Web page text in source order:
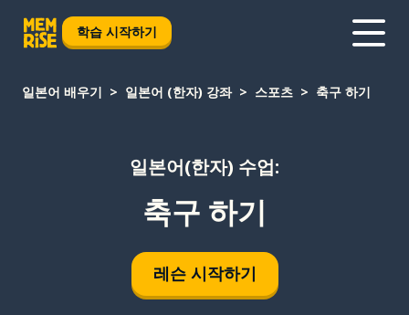
학습 시작하기
일본어 배우기 일본어 (한자) 강좌 스포츠 축구 하기
일본어(한자) 수업:
축구 하기
레슨 시작하기